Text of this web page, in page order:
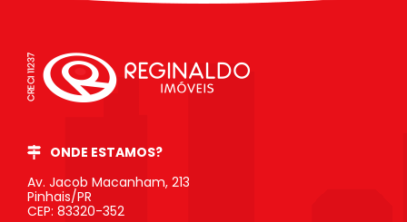
ONDE ESTAMOS?
Av. Jacob Macanham, 213
Pinhais/PR
CEP: 83320-352